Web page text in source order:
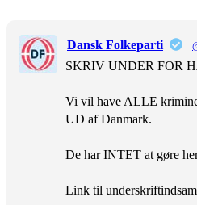
Dansk Folkeparti
SKRIV UNDER FOR
Vi vil have ALLE
UD af Danmark.
De har INTET at gøre
Link til